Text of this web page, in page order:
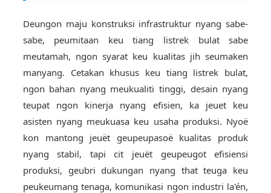
Deungon maju konstruksi infrastruktur nyang sabe-
sabe, peumitaan keu tiang listrek bulat sabe
meutamah, ngon syarat keu kualitas jih seumaken
manyang. Cetakan khusus keu tiang listrek bulat,
ngon bahan nyang meukualiti tinggi, desain nyang
teupat ngon kinerja nyang efisien, ka jeuet keu
asisten nyang meukuasa keu usaha produksi. Nyoë
kon mantong jeuët geupeupasoë kualitas produk
nyang stabil, tapi cit jeuët geupeugot efisiensi
produksi, geubri dukungan nyang that teuga keu
peukeumang tenaga, komunikasi ngon industri la'én,